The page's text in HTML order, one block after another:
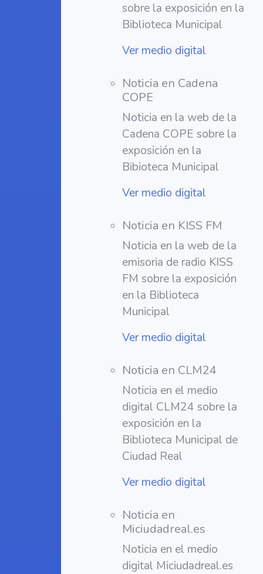
sobre la exposición en la
Biblioteca Municipal
Ver medio digital
Noticia en Cadena
COPE
Noticia en la web de la
Cadena COPE sobre la
exposición en la
Bibioteca Municipal
Ver medio digital
Noticia en KISS FM
Noticia en la web de la
emisoria de radio KISS
FM sobre la exposición
en la Biblioteca
Municipal
Ver medio digital
Noticia en CLM24
Noticia en el medio
digital CLM24 sobre la
exposición en la
Biblioteca Municipal de
Ciudad Real
Ver medio digital
Noticia en
Miciudadreal.es
Noticia en el medio
digital Miciudadreal.es